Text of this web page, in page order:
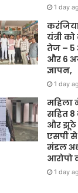
1 day
यंत्री
तेज – 5
और 6
ज्ञापन,
1 day
महिला
सहित 8
और झूठे
एसपी से
मंडल
आरोपो
1 day